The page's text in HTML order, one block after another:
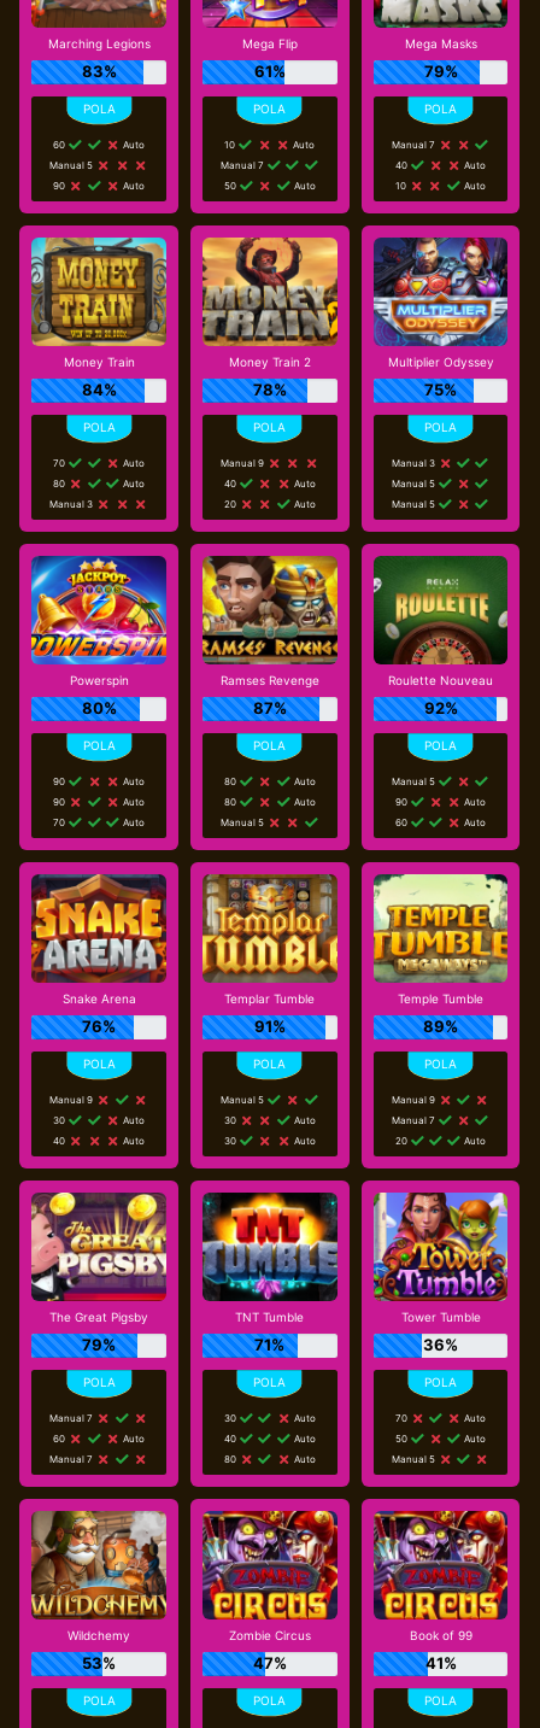
Marching Legions
83%
60
Auto
Manual 5
90
Auto
Mega Flip
61%
10
Auto
Manual 7
50
Auto
Mega Masks
79%
Manual 7
40
Auto
10
Auto
Money Train
84%
70
Auto
80
Auto
Manual 3
Money Train 2
78%
Manual 9
40
Auto
20
Auto
Multiplier Odyssey
75%
Manual 3
Manual 5
Manual 5
Powerspin
80%
90
Auto
90
Auto
70
Auto
Ramses Revenge
87%
80
Auto
80
Auto
Manual 5
Roulette Nouveau
92%
Manual 5
90
Auto
60
Auto
Snake Arena
76%
Manual 9
30
Auto
40
Auto
Templar Tumble
91%
Manual 5
30
Auto
30
Auto
Temple Tumble
89%
Manual 9
Manual 7
20
Auto
The Great Pigsby
79%
Manual 7
60
Auto
Manual 7
TNT Tumble
71%
30
Auto
40
Auto
80
Auto
Tower Tumble
36%
70
Auto
50
Auto
Manual 5
Wildchemy
53%
Zombie Circus
47%
Book of 99
41%